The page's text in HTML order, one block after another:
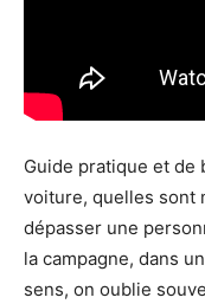
Guide pratique et de
voiture, quelles sont
dépasser une
la campagne, dans
sens, on oublie